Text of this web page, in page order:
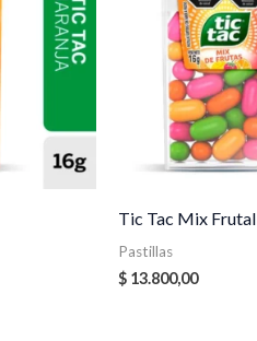
Tic Tac Mix Frutal
Pastillas
$ 13.800,00